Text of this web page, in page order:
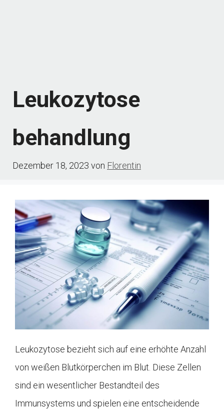
Leukozytose
behandlung
Dezember 18, 2023 von Florentin
Leukozytose bezieht sich auf eine erhöhte Anzahl
von weißen Blutkörperchen im Blut. Diese Zellen
sind ein wesentlicher Bestandteil des
Immunsystems und spielen eine entscheidende